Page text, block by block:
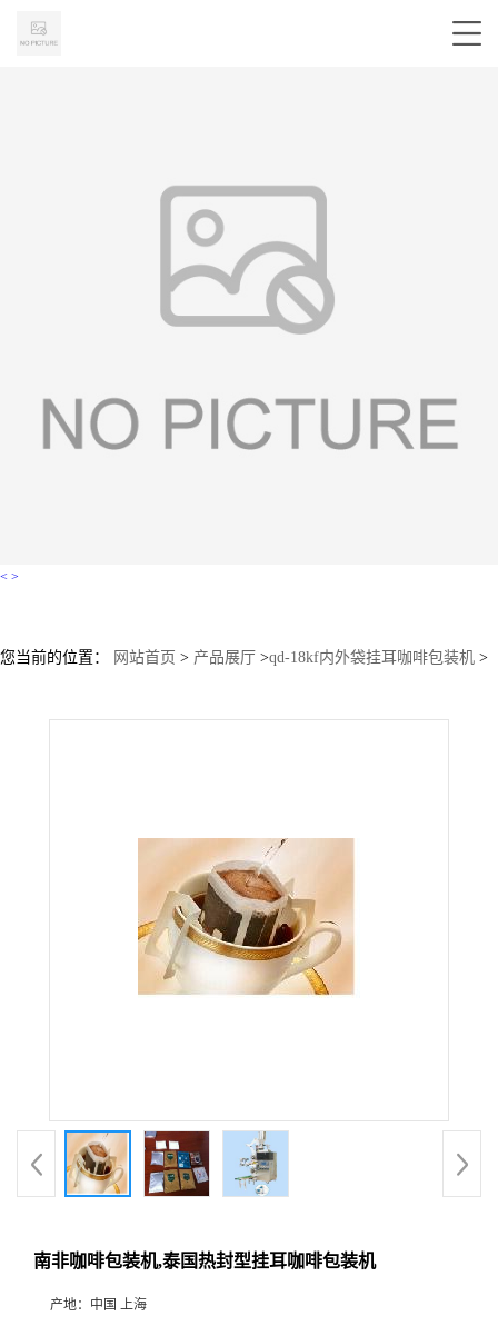
< >
您当前的位置： 网站首页 > 产品展厅 >qd-18kf内外袋挂耳咖啡包装机 >
南非咖啡包装机,泰国热封型挂耳咖啡包装机
产地： 中国 上海